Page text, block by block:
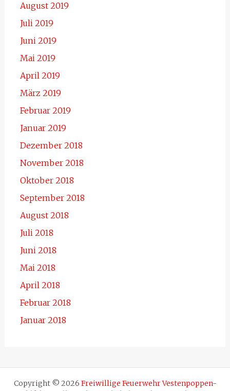
August 2019
Juli 2019
Juni 2019
Mai 2019
April 2019
März 2019
Februar 2019
Januar 2019
Dezember 2018
November 2018
Oktober 2018
September 2018
August 2018
Juli 2018
Juni 2018
Mai 2018
April 2018
Februar 2018
Januar 2018
Copyright © 2026 Freiwillige Feuerwehr Vestenpoppen-